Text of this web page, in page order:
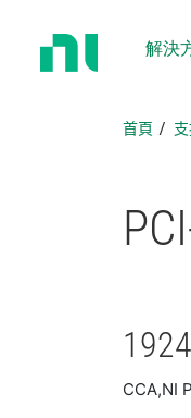
解決
首頁
CCA,NI